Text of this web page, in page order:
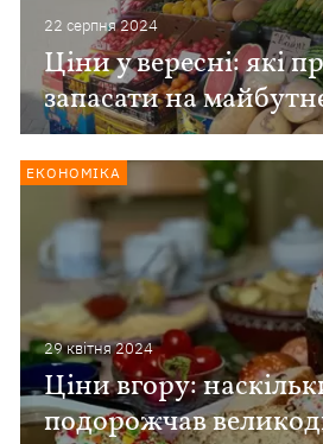
22 серпня 2024
Ціни у вересні: які
запасати на
29 квiтня 2024
Ціни вгору:
подорожчав
ЕКОНОМІКА